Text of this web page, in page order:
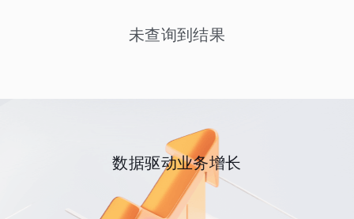
未查询到结果
数据驱动业务增长